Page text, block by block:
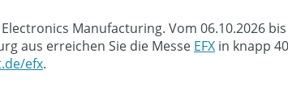
Manufacturing. Vom 06.10.2026
aus erreichen Sie die Messe EFX in knapp
efx.